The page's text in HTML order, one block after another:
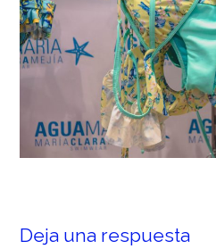
Deja una respuesta